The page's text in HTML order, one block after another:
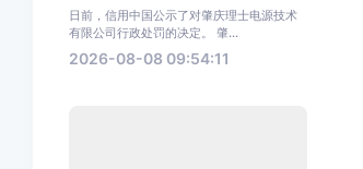
日前，信用中国公示了对肇庆理士电源技术
有限公司行政处罚的决定。 肇...
2026-08-08 09:54:11